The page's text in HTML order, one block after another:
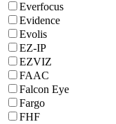
Everfocus
Evidence
Evolis
EZ-IP
EZVIZ
FAAC
Falcon Eye
Fargo
FHF